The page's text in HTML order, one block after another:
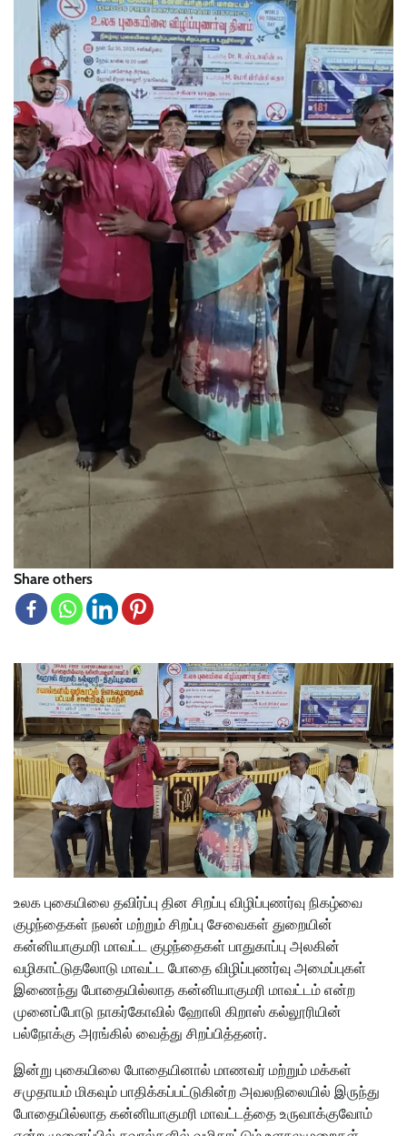
Share others
உலக புகையிலை தவிர்ப்பு தின சிறப்பு விழிப்புணர்வு நிகழ்வை
குழந்தைகள் நலன் மற்றும் சிறப்பு சேவைகள் துறையின்
கன்னியாகுமரி மாவட்ட குழந்தைகள் பாதுகாப்பு அலகின்
வழிகாட்டுதலோடு மாவட்ட போதை விழிப்புணர்வு அமைப்புகள்
இணைந்து போதையில்லாத கன்னியாகுமரி மாவட்டம் என்ற
முனைப்போடு நாகர்கோவில் ஹோலி கிறாஸ் கல்லூரியின்
பல்நோக்கு அரங்கில் வைத்து சிறப்பித்தனர்.
இன்று புகையிலை போதையினால் மாணவர் மற்றும் மக்கள்
சமுதாயம் மிகவும் பாதிக்கப்பட்டுகின்ற அவலநிலையில் இருந்து
போதையில்லாத கன்னியாகுமரி மாவட்டத்தை உருவாக்குவோம்